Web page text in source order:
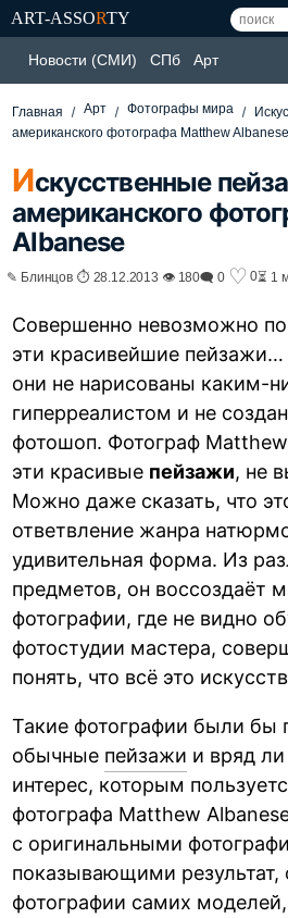
ART-ASSORTY
Новости (СМИ) СПб Арт
Главная Арт Фотографы мира
американского фотографа Matthew Albanese
Искусственные
американского
Albanese
✎ Блинцов ⏱ 28.12.2013 👁 180🗨 0 ♡ 0⏳ 1
Совершенно невозможно
эти красивейшие пейзажи…
они не нарисованы каким-
гиперреалистом и не
фотошоп. Фотограф
эти красивые пейзажи, не
Можно даже сказать, что
ответвление жанра
удивительная форма. Из
предметов, он воссоздаёт
фотографии, где не видно
фотостудии мастера,
понять, что всё это
Такие фотографии были бы
обычные пейзажи и вряд
интерес, которым
фотографа Matthew
с оригинальными
показывающими результат,
фотографии самих